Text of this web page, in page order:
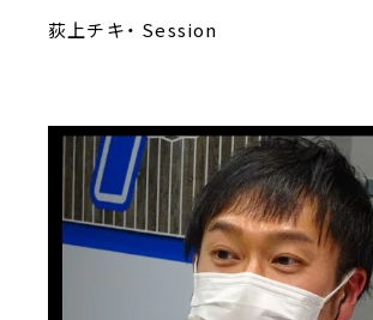
荻上チキ・ Session